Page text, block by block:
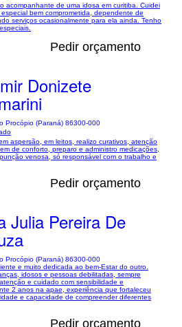
acompanhante de uma idosa em curitiba. Cuidei
bem comprometida, dependente de
serviços ocasionalmente para ela ainda. Tenho
Pedir orçamento
Donizete
Procópio (Paraná) 86300-000
aspersão, em leitos, realizo curativos, atenção
de conforto, preparo e administro medicações,
venosa, só responsável com o trabalho e
Pedir orçamento
Julia Pereira De
Procópio (Paraná) 86300-000
e muito dedicada ao bem-Estar do outro.
idosos e pessoas debilitadas, sempre
e cuidado com sensibilidade e
2 anos na apae, experiência que fortaleceu
e capacidade de compreender diferentes
Pedir orçamento